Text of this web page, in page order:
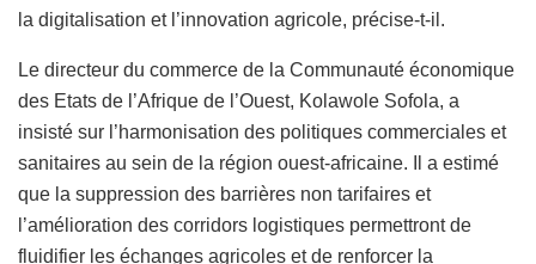
la digitalisation et l’innovation agricole, précise-t-il.
Le directeur du commerce de la Communauté économique
des Etats de l’Afrique de l’Ouest, Kolawole Sofola, a
insisté sur l’harmonisation des politiques commerciales et
sanitaires au sein de la région ouest-africaine. Il a estimé
que la suppression des barrières non tarifaires et
l’amélioration des corridors logistiques permettront de
fluidifier les échanges agricoles et de renforcer la